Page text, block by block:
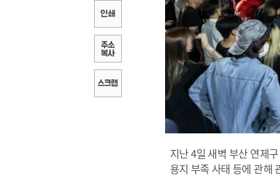
지난 4일 새벽 부산 연제
용지 부족 사태 등에 관